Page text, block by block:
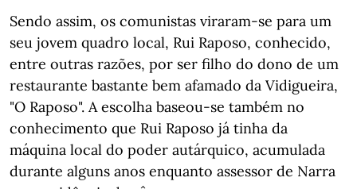
Sendo assim, os comunistas viraram-se para um
seu jovem quadro local, Rui Raposo, conhecido,
entre outras razões, por ser filho do dono de um
restaurante bastante bem afamado da Vidigueira,
"O Raposo". A escolha baseou-se também no
conhecimento que Rui Raposo já tinha da
máquina local do poder autárquico, acumulada
durante alguns anos enquanto assessor de Narra